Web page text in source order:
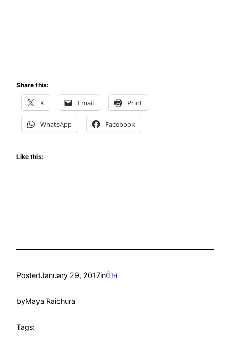
Share this:
X Email Print
WhatsApp Facebook
Like this:
PostedJanuary 29, 2017inલેખ
byMaya Raichura
Tags: